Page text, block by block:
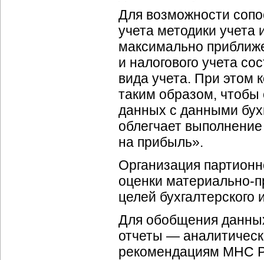
Для возможности
учета методики
максимально
и налогового учета
вида учета. При этом
таким образом,
данных с данными
облегчает
на прибыль».
Организация
оценки материально-
целей бухгалтерского
Для обобщения
отчеты —
рекомендациям МНС